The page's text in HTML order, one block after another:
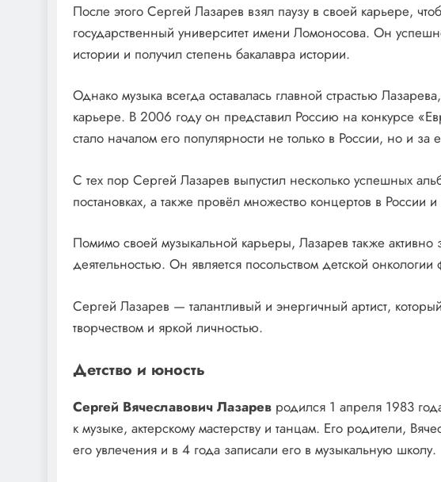
После этого Сергей Лазарев взял паузу в своей карьере,
государственный университет имени Ломоносова. Он
истории и получил степень бакалавра истории.
Однако музыка всегда оставалась главной страстью
карьере. В 2006 году он представил Россию на конкурсе
стало началом его популярности не только в России, но и за
С тех пор Сергей Лазарев выпустил несколько успешных
постановках, а также провёл множество концертов в России
Помимо своей музыкальной карьеры, Лазарев также активно
деятельностью. Он является посольством детской
Сергей Лазарев — талантливый и энергичный артист,
творчеством и яркой личностью.
Детство и юность
Сергей Вячеславович Лазарев родился 1 апреля 1983
к музыке, актерскому мастерству и танцам. Его родители,
его увлечения и в 4 года записали его в музыкальную школу.